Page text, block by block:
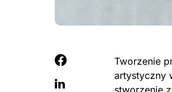
Tworzenie
artystyczny
stworzenie